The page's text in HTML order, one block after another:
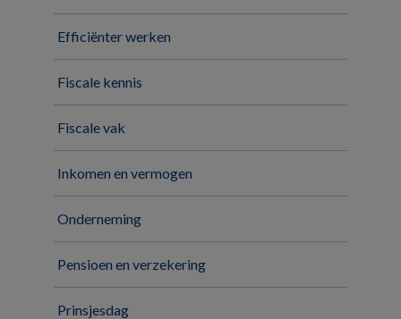
Efficiënter werken
Fiscale kennis
Fiscale vak
Inkomen en vermogen
Onderneming
Pensioen en verzekering
Prinsjesdag